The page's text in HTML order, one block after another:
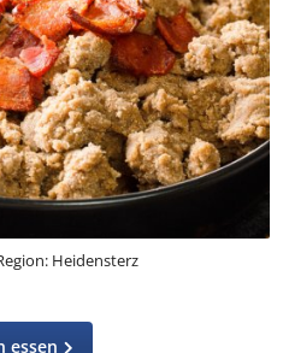
Heidensterz
essen